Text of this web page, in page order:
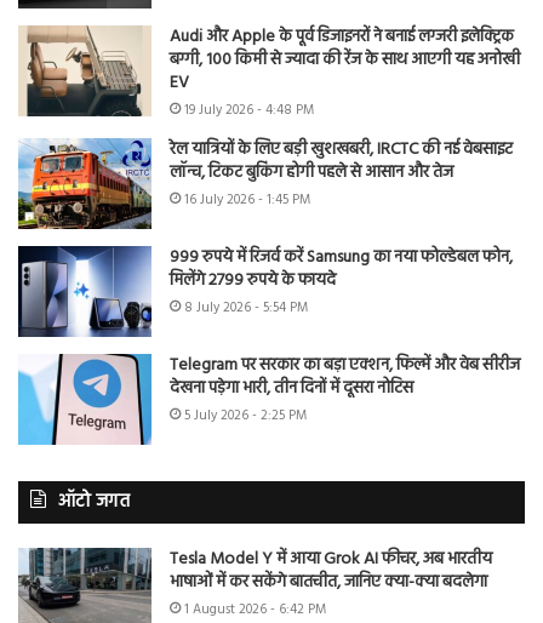
Audi और Apple के पूर्व डिजाइनरों ने बनाई लग्जरी इलेक्ट्रिक
बग्गी, 100 किमी से ज्यादा की रेंज के साथ आएगी यह अनोखी
EV
19 July 2026 - 4:48 PM
रेल यात्रियों के लिए बड़ी खुशखबरी, IRCTC की नई वेबसाइट
लॉन्च, टिकट बुकिंग होगी पहले से आसान और तेज
16 July 2026 - 1:45 PM
999 रुपये में रिजर्व करें Samsung का नया फोल्डेबल फोन,
मिलेंगे 2799 रुपये के फायदे
8 July 2026 - 5:54 PM
Telegram पर सरकार का बड़ा एक्शन, फिल्में और वेब सीरीज
देखना पड़ेगा भारी, तीन दिनों में दूसरा नोटिस
5 July 2026 - 2:25 PM
ऑटो जगत
Tesla Model Y में आया Grok AI फीचर, अब भारतीय
भाषाओं में कर सकेंगे बातचीत, जानिए क्या-क्या बदलेगा
1 August 2026 - 6:42 PM